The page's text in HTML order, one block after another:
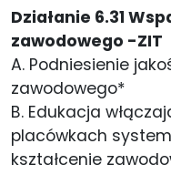
Działanie 6.31
zawodowego -ZIT
A. Podniesienie
zawodowego*
B. Edukacja
placówkach
kształcenie